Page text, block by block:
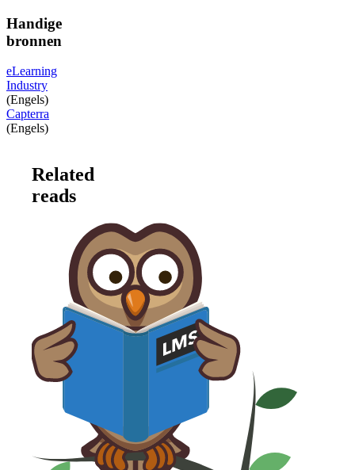
Handige
bronnen
eLearning
Industry
(Engels)
Capterra
(Engels)
Related
reads